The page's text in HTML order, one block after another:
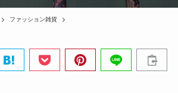
ファッション雑貨